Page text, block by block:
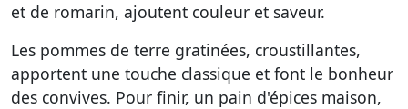
et de romarin, ajoutent couleur et saveur.
Les pommes de terre gratinées, croustillantes,
apportent une touche classique et font le bonheur
des convives. Pour finir, un pain d'épices maison,